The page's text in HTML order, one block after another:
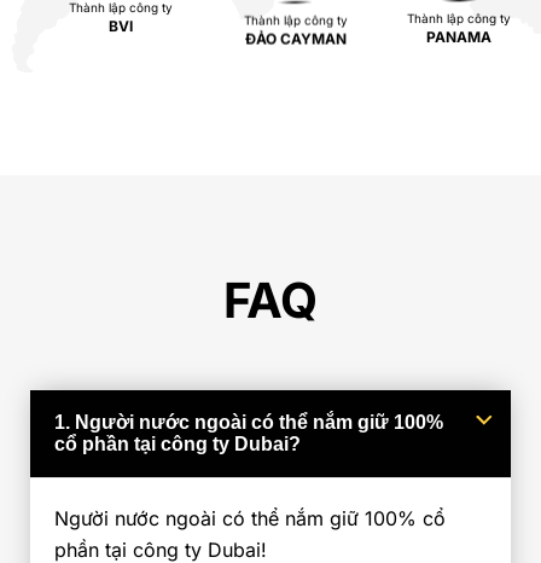
Thành lập công ty
BVI
Thành lập công ty
ĐẢO CAYMAN
Thành lập công ty
PANAMA
FAQ
1. Người nước ngoài có thể nắm giữ 100%
cổ phần tại công ty Dubai?
Người nước ngoài có thể nắm giữ 100% cổ
phần tại công ty Dubai!